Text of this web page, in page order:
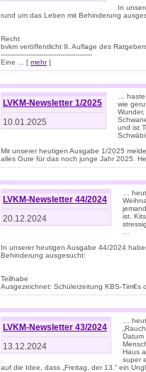
In
rund um das Leben mit Behinderung
Recht
bvkm veröffentlicht 9. Auflage des
-------------------------------------------
Eine ... [ mehr]
LVKM-Newsletter 1/2025
10.01.2025
…
wie
und ist
Mit unserer heutigen Ausgabe 1/2025
alles Gute für das noch junge Jahr 2025.
LVKM-Newsletter 44/2024
20.12.2024
…
ist.
In unserer heutigen Ausgabe 44/2024
Behinderung ausgesucht:
Teilhabe
Ausgezeichnet: Schülerzeitung KBS-Tim€s
LVKM-Newsletter 43/2024
13.12.2024
…
Datum
Haus
super
auf die Idee, dass „Freitag, der 13.“ ein